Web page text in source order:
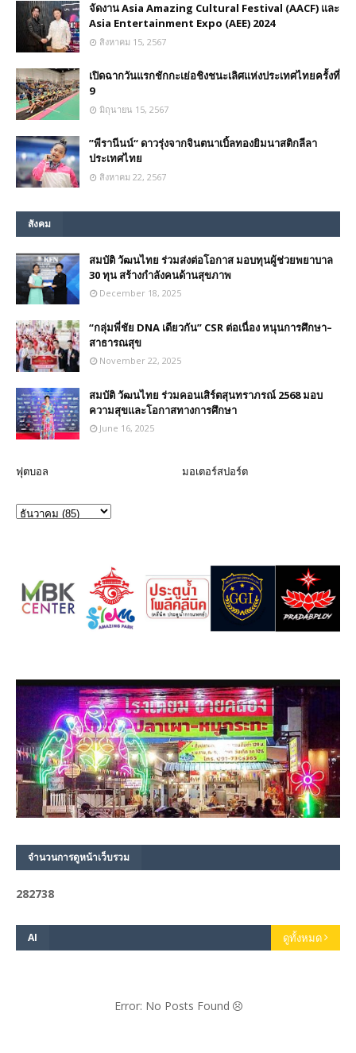
จัดงาน Asia Amazing Cultural Festival (AACF) และ
Asia Entertainment Expo (AEE) 2024
สิงหาคม 15, 2567
เปิดฉากวันแรกชักกะเย่อชิงชนะเลิศแห่งประเทศไทยครั้งที่
9
มิถุนายน 15, 2567
”พีรานีนน์“​ ดาวรุ่งจากจินตนาเบิ้ลทองยิมนาสติกลีลา
ประเทศไทย
สิงหาคม 22, 2567
สังคม
สมบัติ วัฒนไทย ร่วมส่งต่อโอกาส มอบทุนผู้ช่วยพยาบาล
30 ทุน สร้างกำลังคนด้านสุขภาพ
December 18, 2025
“กลุ่มพี่ชัย DNA เดียวกัน” CSR ต่อเนื่อง หนุนการศึกษา–
สาธารณสุข
November 22, 2025
สมบัติ วัฒนไทย ร่วมคอนเสิร์ตสุนทราภรณ์ 2568 มอบ
ความสุขและโอกาสทางการศึกษา
June 16, 2025
ฟุตบอล มอเตอร์สปอร์ต
จำนวนการดูหน้าเว็บรวม
282738
AI ดูทั้งหมด
Error: No Posts Found